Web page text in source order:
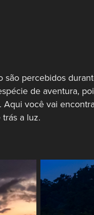
são percebidos
de aventura,
Aqui você vai
a luz.